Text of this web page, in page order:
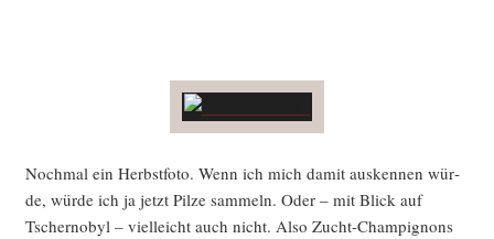
Noch­mal ein Herbst­fo­to. Wenn ich mich damit aus­ken­nen wür­
de, wür­de ich ja jetzt Pil­ze sam­meln. Oder – mit Blick auf
Tscher­no­byl – viel­leicht auch nicht. Also Zucht-Cham­pi­gnons